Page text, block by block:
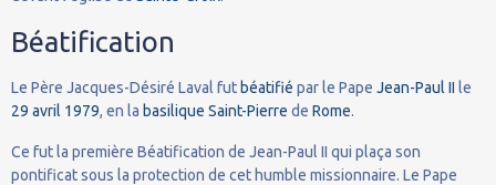
Béatification
Le Père Jacques-Désiré Laval fut béatifié par le Pape Jean-Paul II le
29 avril 1979, en la basilique Saint-Pierre de Rome.
Ce fut la première Béatification de Jean-Paul II qui plaça son
pontificat sous la protection de cet humble missionnaire. Le Pape